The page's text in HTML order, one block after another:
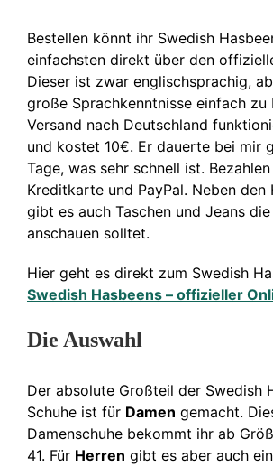
Bestellen könnt ihr Swedish
einfachsten direkt über den
Dieser ist zwar englischsprachig,
große Sprachkenntnisse einfach zu
Versand nach Deutschland
und kostet 10€. Er dauerte bei mir
Tage, was sehr schnell ist.
Kreditkarte und PayPal. Neben den
gibt es auch Taschen und Jeans
anschauen solltet.
Hier geht es direkt zum Swedish
Swedish Hasbeens – offizieller
Die Auswahl
Der absolute Großteil der Swedish
Schuhe ist für Damen gemacht.
Damenschuhe bekommt ihr ab
41. Für Herren gibt es aber auch